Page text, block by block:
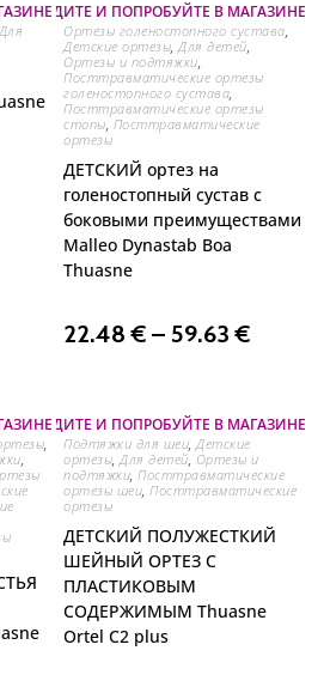
НА ОЗЕРЕ
Для
И ПОПРОБУЙТЕ В МАГАЗИНЕ
Ортезы голеностопного сустава,
Детские ортезы,Для детей,
Ортезы и подтяжки,
Посттравматические ортезы
голеностопного сустава,
Посттравматические ортезы
стопы, Посттравматические
ортезы
ДЕТСКИЙ ортез на
голеностопный сустав с
боковыми преимуществами
Malleo Dynastab Boa
Thuasne
22.48€ – 59.63€
НА ОЗЕРЕИ ПОПРОБУЙТЕ В МАГАЗИНЕ
Подтяжки для шеи Детские
ортезы Для детей Ортезы и
подтяжки Посттравматические
ортезы шеи Посттравматические
ортезы
ДЕТСКИЙ ПОЛУЖЕСТКИЙ
ШЕЙНЫЙ ОРТЕЗ С
ПЛАСТИКОВЫМ
СОДЕРЖИМЫМ Thuasne
Ortel C2 plus